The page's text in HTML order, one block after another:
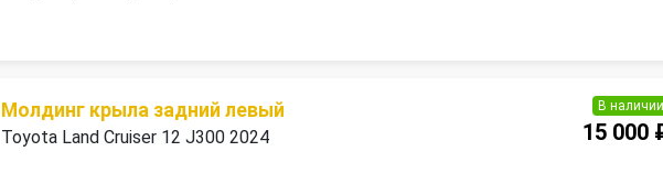
Молдинг крыла задний левый
Toyota Land Cruiser 12 J300 2024
В наличии
15 000